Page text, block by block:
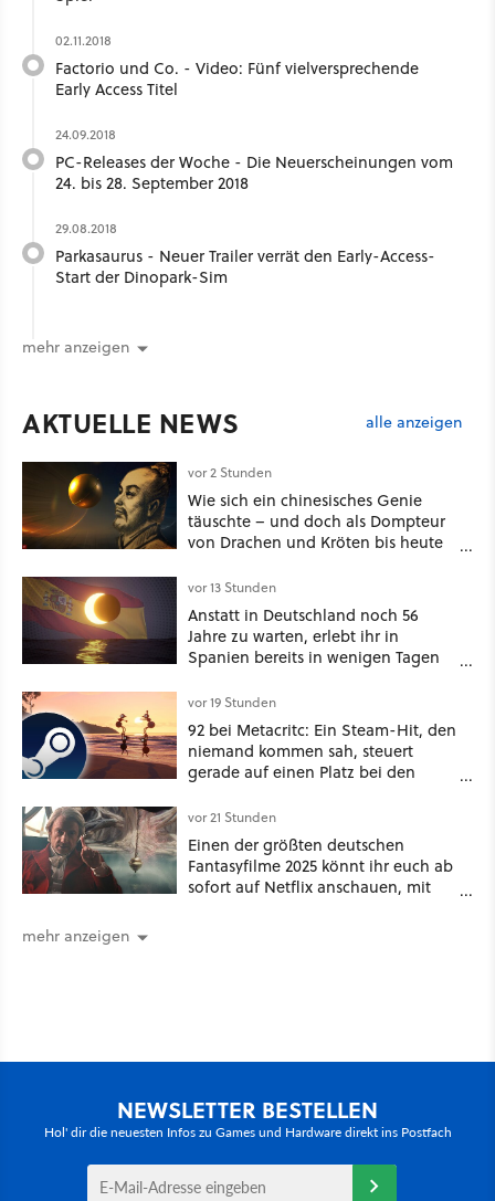
02.11.2018
Factorio und Co. - Video: Fünf vielversprechende
Early Access Titel
24.09.2018
PC-Releases der Woche - Die Neuerscheinungen vom
24. bis 28. September 2018
29.08.2018
Parkasaurus - Neuer Trailer verrät den Early-Access-
Start der Dinopark-Sim
mehr anzeigen
AKTUELLE NEWS alle anzeigen
vor 2 Stunden
Wie sich ein chinesisches Genie
täuschte – und doch als Dompteur
von Drachen und Kröten bis heute
vor 13 Stunden
Anstatt in Deutschland noch 56
Jahre zu warten, erlebt ihr in
Spanien bereits in wenigen Tagen
vor 19 Stunden
92 bei Metacritc: Ein Steam-Hit, den
niemand kommen sah, steuert
gerade auf einen Platz bei den
vor 21 Stunden
Einen der größten deutschen
Fantasyfilme 2025 könnt ihr euch ab
sofort auf Netflix anschauen, mit
mehr anzeigen
NEWSLETTER BESTELLEN
Hol' dir die neuesten Infos zu Games und Hardware direkt ins Postfach